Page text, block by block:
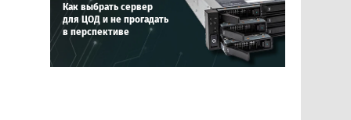
Как выбрать сервер
для ЦОД и не прогадать
в перспективе